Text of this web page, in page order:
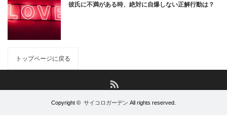
彼氏に不満がある時、絶対に自爆しない正解行動は？
トップページに戻る
Copyright © サイコロガーデン All rights reserved.